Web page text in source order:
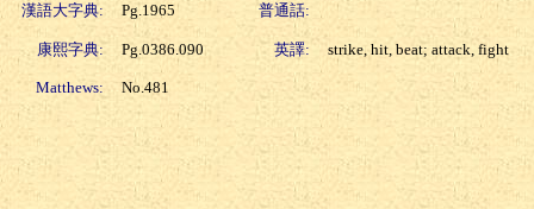
漢語大字典:
Pg.1965 普通話:
康熙字典: Pg.0386.090 英譯: strike, hit, beat; attack, fight
Matthews: No.481